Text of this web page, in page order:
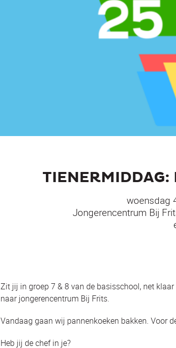
woensdag
Jongerencentrum Bij
Zit jij in groep 7 & 8 van de basisschool, net
naar jongerencentrum Bij Frits.
Vandaag gaan wij pannenkoeken bakken. Voor
Heb jij de chef in je?